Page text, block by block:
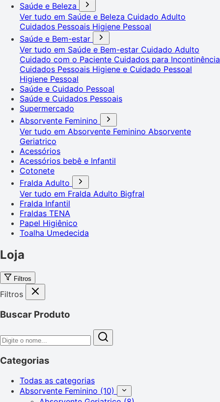
Saúde e Beleza
Ver tudo em Saúde e Beleza Cuidado Adulto
Cuidados Pessoais Higiene Pessoal
Saúde e Bem-estar
Ver tudo em Saúde e Bem-estar Cuidado Adulto
Cuidado com o Paciente Cuidados para Incontinência
Cuidados Pessoais Higiene e Cuidado Pessoal
Higiene Pessoal
Saúde e Cuidado Pessoal
Saúde e Cuidados Pessoais
Supermercado
Absorvente Feminino
Ver tudo em Absorvente Feminino Absorvente
Geriatrico
Acessórios
Acessórios bebê e Infantil
Cotonete
Fralda Adulto
Ver tudo em Fralda Adulto Bigfral
Fralda Infantil
Fraldas TENA
Papel Higiênico
Toalha Umedecida
Loja
Filtros
Filtros
Buscar Produto
Categorias
Todas as categorias
Absorvente Feminino (10)